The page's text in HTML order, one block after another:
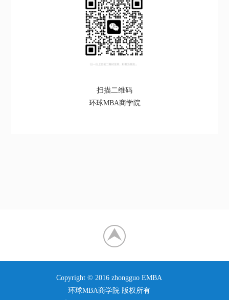
扫描二维码
环球MBA商学院
Copyright © 2016 zhongguo EMBA
环球MBA商学院 版权所有